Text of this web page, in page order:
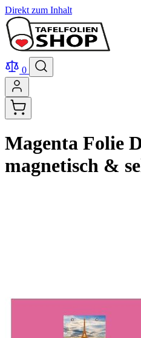
Direkt zum Inhalt
0
Magenta Folie
magnetisch &